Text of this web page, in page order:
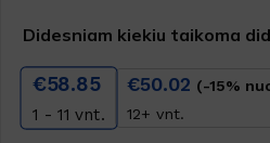
Didesniam kiekiu taikoma
€58.85
1 - 11 vnt.
€50.02 (-15%
12+ vnt.